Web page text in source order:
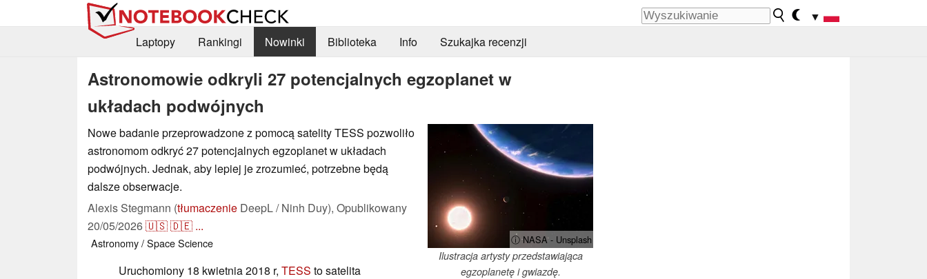
▼
Laptopy
Rankingi Nowinki Biblioteka Info Szukajka recenzji
Astronomowie odkryli 27 potencjalnych egzoplanet w
układach podwójnych
ⓘ NASA - Unsplash
Ilustracja artysty przedstawiająca
egzoplanetę i gwiazdę.
Nowe badanie przeprowadzone z pomocą satelity TESS pozwoliło
astronomom odkryć 27 potencjalnych egzoplanet w układach
podwójnych. Jednak, aby lepiej je zrozumieć, potrzebne będą
dalsze obserwacje.
Alexis Stegmann (tłumaczenie DeepL / Ninh Duy), Opublikowany
20/05/2026🇺🇸🇩🇪 ...
Astronomy / SpaceScience
Uruchomiony 18 kwietnia 2018 r, TESS to satelita